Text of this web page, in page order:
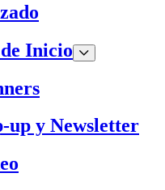
Inicio
up y Newsletter